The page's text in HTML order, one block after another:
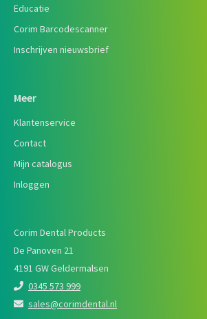
Educatie
Corim Barcodescanner
Inschrijven nieuwsbrief
Meer
Klantenservice
Contact
Mijn catalogus
Inloggen
Corim Dental Products
De Panoven 21
4191 GW Geldermalsen
0345 573 999
sales@corimdental.nl